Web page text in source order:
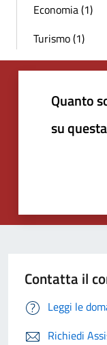
Economia (1)
Turismo (1)
Quanto
su
Contatta il
Leggi le
Richiedi